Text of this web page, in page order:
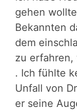
gehen
Bekannten
dem
zu erfahren,
. Ich fühlte
Unfall von
er seine